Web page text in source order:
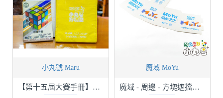
小丸號 Maru
【第十五屆大賽手冊】加贈選手提袋 加贈魔術方塊置放架
魔域 MoYu
魔域 - 周邊 - 方塊遮擋盒 罩杯 比賽用